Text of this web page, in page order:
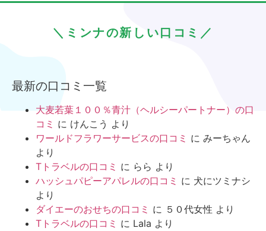
＼ミンナの新しい口コミ／
最新の口コミ一覧
大麦若葉１００％青汁（ヘルシーパートナー）の口
コミ に けんこう より
ワールドフラワーサービスの口コミ に みーちゃん
より
Tトラベルの口コミ に らら より
ハッシュパピーアパレルの口コミ に 犬にツミナシ
より
ダイエーのおせちの口コミ に ５０代女性 より
Tトラベルの口コミ に Lala より